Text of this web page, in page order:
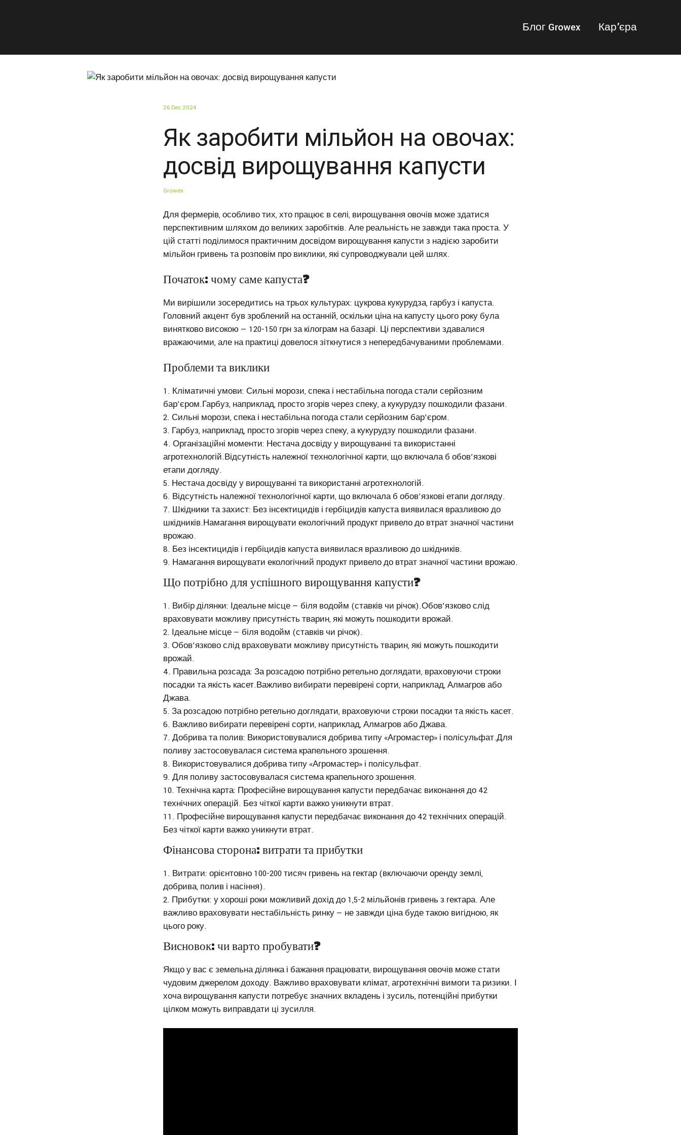
Блог Growex Карʼ єра
26 Dec 2024
Як заробити мільйон на овочах:
досвід вирощування капусти
Growex
Для фермерів, особливо тих, хто працює в селі, вирощування овочів може здатися
перспективним шляхом до великих заробітків. Але реальність не завжди така проста. У
цій статті поділимося практичним досвідом вирощування капусти з надією заробити
мільйон гривень та розповім про виклики, які супроводжували цей шлях.
Початок: чому саме капуста?
Ми вирішили зосередитись на трьох культурах: цукрова кукурудза, гарбуз і капуста.
Головний акцент був зроблений на останній, оскільки ціна на капусту цього року була
винятково високою — 120-150 грн за кілограм на базарі. Ці перспективи здавалися
вражаючими, але на практиці довелося зіткнутися з непередбачуваними проблемами.
Проблеми та виклики
Кліматичні умови: Сильні морози, спека і нестабільна погода стали серйозним
бар’єром.Гарбуз, наприклад, просто згорів через спеку, а кукурудзу пошкодили фазани.
Сильні морози, спека і нестабільна погода стали серйозним бар’єром.
Гарбуз, наприклад, просто згорів через спеку, а кукурудзу пошкодили фазани.
Організаційні моменти: Нестача досвіду у вирощуванні та використанні
агротехнологій.Відсутність належної технологічної карти, що включала б обов’язкові
етапи догляду.
Нестача досвіду у вирощуванні та використанні агротехнологій.
Відсутність належної технологічної карти, що включала б обов’язкові етапи догляду.
Шкідники та захист: Без інсектицидів і гербіцидів капуста виявилася вразливою до
шкідників.Намагання вирощувати екологічний продукт привело до втрат значної частини
врожаю.
Без інсектицидів і гербіцидів капуста виявилася вразливою до шкідників.
Намагання вирощувати екологічний продукт привело до втрат значної частини врожаю.
Що потрібно для успішного вирощування капусти?
Вибір ділянки: Ідеальне місце — біля водойм (ставків чи річок).Обов’язково слід
враховувати можливу присутність тварин, які можуть пошкодити врожай.
Ідеальне місце — біля водойм (ставків чи річок).
Обов’язково слід враховувати можливу присутність тварин, які можуть пошкодити
врожай.
Правильна розсада: За розсадою потрібно ретельно доглядати, враховуючи строки
посадки та якість касет.Важливо вибирати перевірені сорти, наприклад, Алмагров або
Джава.
За розсадою потрібно ретельно доглядати, враховуючи строки посадки та якість касет.
Важливо вибирати перевірені сорти, наприклад, Алмагров або Джава.
Добрива та полив: Використовувалися добрива типу «Агромастер» і полісульфат.Для
поливу застосовувалася система крапельного зрошення.
Використовувалися добрива типу «Агромастер» і полісульфат.
Для поливу застосовувалася система крапельного зрошення.
Технічна карта: Професійне вирощування капусти передбачає виконання до 42
технічних операцій. Без чіткої карти важко уникнути втрат.
Професійне вирощування капусти передбачає виконання до 42 технічних операцій.
Без чіткої карти важко уникнути втрат.
Фінансова сторона: витрати та прибутки
Витрати: орієнтовно 100-200 тисяч гривень на гектар (включаючи оренду землі,
добрива, полив і насіння).
Прибутки: у хороші роки можливий дохід до 1,5-2 мільйонів гривень з гектара. Але
важливо враховувати нестабільність ринку — не завжди ціна буде такою вигідною, як
цього року.
Висновок: чи варто пробувати?
Якщо у вас є земельна ділянка і бажання працювати, вирощування овочів може стати
чудовим джерелом доходу. Важливо враховувати клімат, агротехнічні вимоги та ризики. І
хоча вирощування капусти потребує значних вкладень і зусиль, потенційні прибутки
цілком можуть виправдати ці зусилля.